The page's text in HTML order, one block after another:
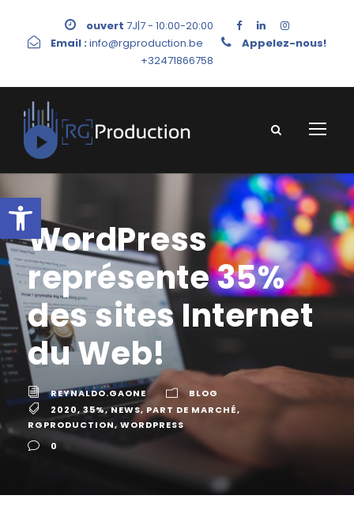
Ouvrir la barre d’outils
ouvert 7J|7 - 10:00-20:00
Email :info@rgproduction.be
Appelez-nous!
+32471866758
WordPress
représente 35%
des sites Internet
du Web!
REYNALDO.GAONE
BLOG
2020, 35%,NEWS, PART DE MARCHÉ,
RGPRODUCTION, WORDPRESS
0